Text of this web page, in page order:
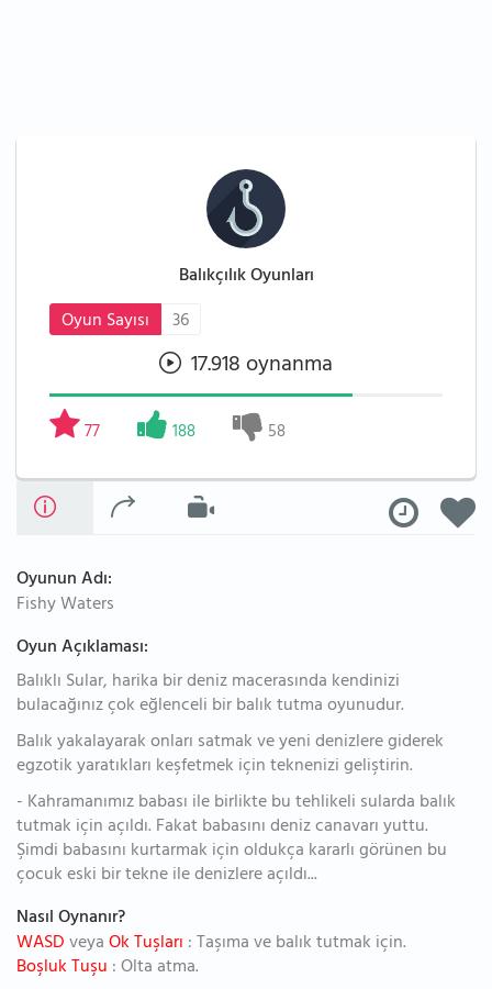
Balıkçılık Oyunları
Oyun Sayısı
36
17.918 oynanma
77 188 58
Oyunun Adı:
Fishy Waters
Oyun Açıklaması:
Balıklı Sular, harika bir deniz macerasında kendinizi
bulacağınız çok eğlenceli bir balık tutma oyunudur.
Balık yakalayarak onları satmak ve yeni denizlere giderek
egzotik yaratıkları keşfetmek için teknenizi geliştirin.
- Kahramanımız babası ile birlikte bu tehlikeli sularda balık
tutmak için açıldı. Fakat babasını deniz canavarı yuttu.
Şimdi babasını kurtarmak için oldukça kararlı görünen bu
çocuk eski bir tekne ile denizlere açıldı...
Nasıl Oynanır?
WASDveyaOk Tuşları : Taşıma ve balık tutmak için.
Boşluk Tuşu : Olta atma.